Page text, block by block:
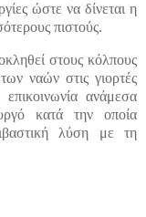
ώστε να δίνεται η
πιστούς.
στους κόλπους
ναών στις γιορτές
ανάμεσα
κατά την οποία
λύση με τη